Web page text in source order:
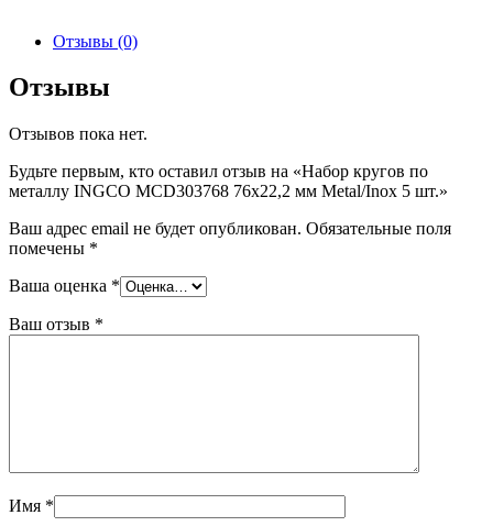
Отзывы (0)
Отзывы
Отзывов пока нет.
Будьте первым, кто оставил отзыв на «Набор кругов по
металлу INGCO MCD303768 76х22,2 мм Metal/Inox 5 шт.»
Ваш адрес email не будет опубликован. Обязательные поля
помечены *
Ваша оценка *
Ваш отзыв *
Имя *